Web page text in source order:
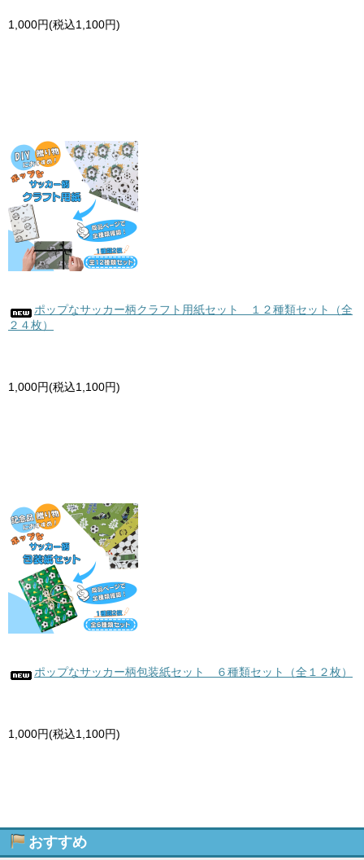
1,000円(税込1,100円)
ポップなサッカー柄クラフト用紙セット １２種類セット（全
２４枚）
1,000円(税込1,100円)
ポップなサッカー柄包装紙セット ６種類セット（全１２枚）
1,000円(税込1,100円)
おすすめ